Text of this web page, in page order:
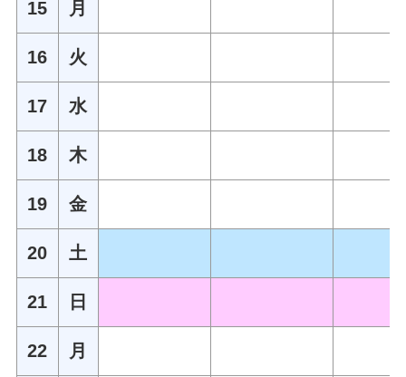
15 月
16 火
17 水
18 木
19 金
20 土
21 日
22 月